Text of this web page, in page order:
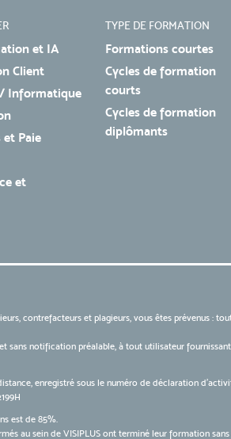
et IA
Client
Informatique
et Paie
et
TYPE DE FORMATION
Formations courtes
Cycles de formation
courts
Cycles de formation
diplômants
contrefacteurs et plagieurs, vous êtes prévenus :
sans notification préalable, à tout utilisateur
enregistré sous le numéro de déclaration
est de 85%.
au sein de VISIPLUS ont terminé leur formation